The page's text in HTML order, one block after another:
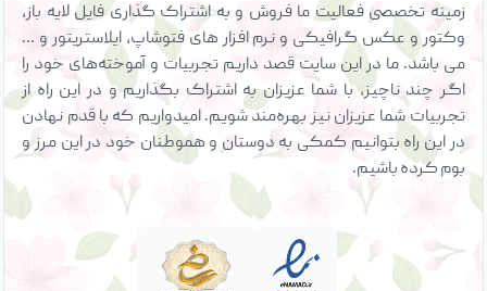
زمینه تخصصی فعالیت ما فروش و به اشتراک گذاری فایل لایه باز،
وکتور و عکس گرافیکی و نرم افزار های فتوشاپ، ایلاستریتور و …
می باشد. ما در این سایت قصد داریم تجربیات و آموخته‌های خود را
اگر چند ناچیز، با شما عزیزان به اشتراک بگذاریم و در این راه از
تجربیات شما عزیزان نیز بهره‌مند شویم. امیدواریم که با قدم نهادن
در این راه بتوانیم کمکی به دوستان و هموطنان خود در این مرز و
بوم کرده باشیم.